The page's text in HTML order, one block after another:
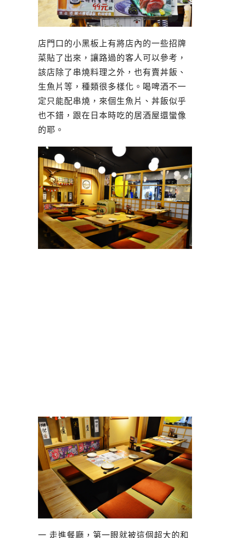
店門口的小黑板上有將店內的一些招牌
菜貼了出來，讓路過的客人可以參考，
該店除了串燒料理之外，也有賣丼飯、
生魚片等，種類很多樣化。喝啤酒不一
定只能配串燒，來個生魚片、丼飯似乎
也不錯，跟在日本時吃的居酒屋還蠻像
的耶。
一 走進餐廳，第一眼就被這個超大的和